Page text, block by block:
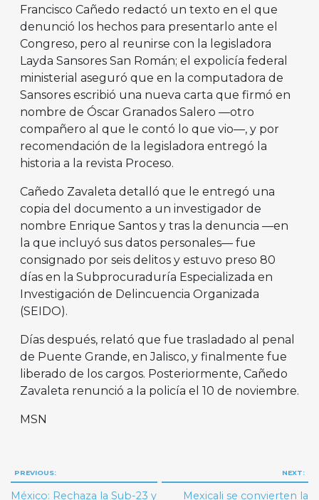
Francisco Cañedo redactó un texto en el que
denunció los hechos para presentarlo ante el
Congreso, pero al reunirse con la legisladora
Layda Sansores San Román; el expolicía federal
ministerial aseguró que en la computadora de
Sansores escribió una nueva carta que firmó en
nombre de Óscar Granados Salero —otro
compañero al que le contó lo que vio—, y por
recomendación de la legisladora entregó la
historia a la revista Proceso.
Cañedo Zavaleta detalló que le entregó una
copia del documento a un investigador de
nombre Enrique Santos y tras la denuncia —en
la que incluyó sus datos personales— fue
consignado por seis delitos y estuvo preso 80
días en la Subprocuraduría Especializada en
Investigación de Delincuencia Organizada
(SEIDO).
Días después, relató que fue trasladado al penal
de Puente Grande, en Jalisco, y finalmente fue
liberado de los cargos. Posteriormente, Cañedo
Zavaleta renunció a la policía el 10 de noviembre.
MSN
Navegación
de
PREVIOUS:
México: Rechaza la Sub-23 y
NEXT:
Mexicali se convierten la